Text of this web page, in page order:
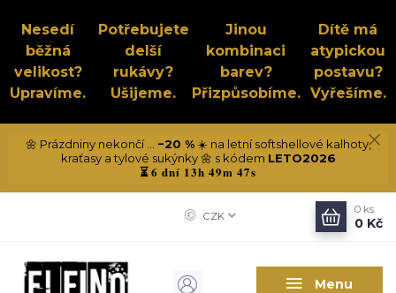
Nesedí
běžná
velikost?
Upravíme.
Potřebujete
delší
rukávy?
Ušijeme.
Jinou
kombinaci
barev?
Přizpůsobíme.
Dítě má
atypickou
postavu?
Vyřešíme.
🌼 Prázdniny nekončí ... −20 %☀️ na letní softshellové kalhoty,
kraťasy a tylové sukýnky 🌼 s kódem LETO2026
⏳6 dní 13h 49m 46s
Menu
CZK
0 ks
0 Kč